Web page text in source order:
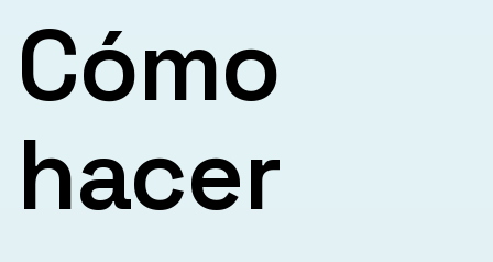
Cómo
hacer